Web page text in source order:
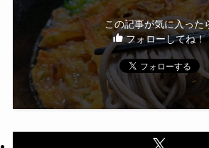
この記事が気に入った
フォローしてね！